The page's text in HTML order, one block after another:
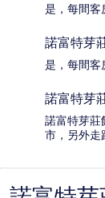
是，每間客
諾富特芽
是，每間客
諾富特芽
諾富特芽莊
市，另外走